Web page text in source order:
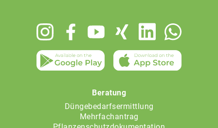
Beratung
Düngebedarfsermittlung
Mehrfachantrag